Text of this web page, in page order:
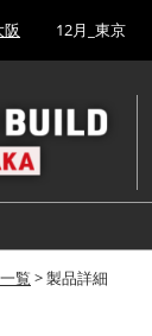
阪 12月_東京
覧 > 製品詳細